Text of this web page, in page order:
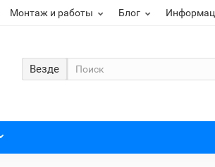
Монтаж и работы Блог
Везде